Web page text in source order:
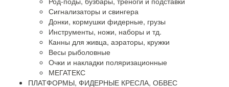
Сигнализаторы и свингера
Донки, кормушки фидерные, грузы
Инструменты, ножи, наборы и тд.
Канны для живца, аэраторы, кружки
Весы рыболовные
Очки и накладки поляризационные
МЕГАТЕКС
ПЛАТФОРМЫ, ФИДЕРНЫЕ КРЕСЛА, ОБВЕС